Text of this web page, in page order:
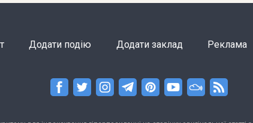
Додати подію Додати заклад Реклама